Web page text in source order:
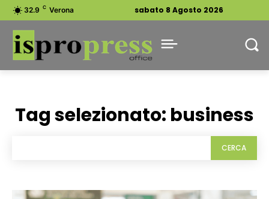
32.9 C Verona sabato 8 Agosto 2026
Tag selezionato: business
CERCA